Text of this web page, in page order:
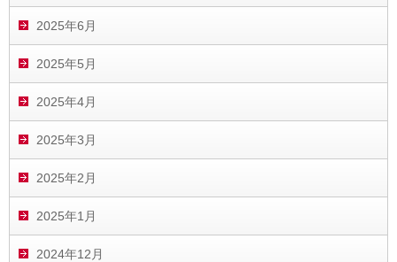
2025年6月
2025年5月
2025年4月
2025年3月
2025年2月
2025年1月
2024年12月